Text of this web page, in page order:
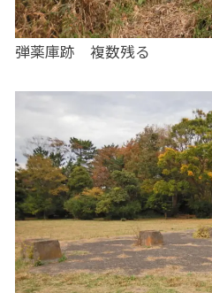
弾薬庫跡 複数残る